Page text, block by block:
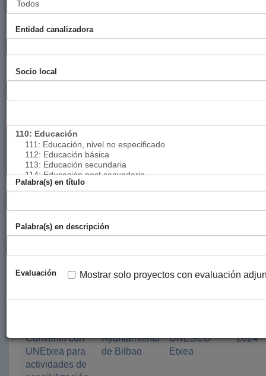
Entidad canalizadora
Socio local
Palabra(s) en título
Palabra(s) en descripción
Evaluación Mostrar solo proyectos con evaluación
UPV/EHU
del País Vasco)
demandantes
con Ingeniería
Sin Fronteras y
la Escuela
Técnica
Superior de
Bilbao de la
UPV/EHU
con KCD
Communication
Convenio con
UNEtxea para
actividades de
Ayuntamiento
de Bilbao
UNESCO
Etxea
2024